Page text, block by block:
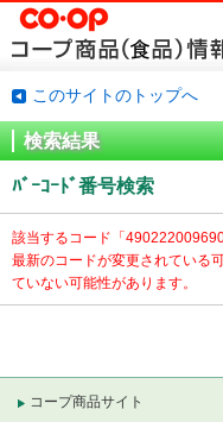
このサイトのトップへ
検索結果
ﾊﾞｰｺｰﾄﾞ番号検索
該当するコード「
最新のコードが変更されている
ていない可能性があります。
コープ商品サイト